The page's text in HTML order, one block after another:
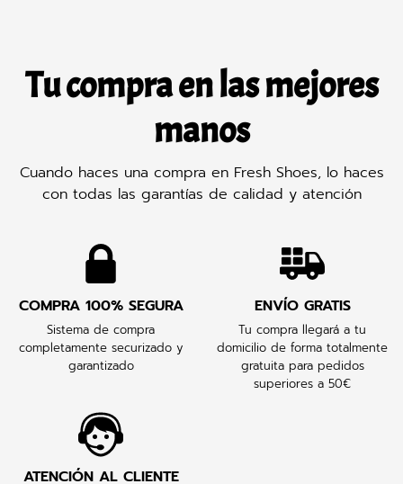
Tu compra en las mejores
manos
Cuando haces una compra en Fresh Shoes, lo haces
con todas las garantías de calidad y atención
COMPRA 100% SEGURA
Sistema de compra
completamente securizado y
garantizado
ENVÍO GRATIS
Tu compra llegará a tu
domicilio de forma totalmente
gratuita para pedidos
superiores a 50€
ATENCIÓN AL CLIENTE